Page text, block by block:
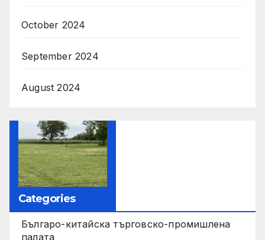
October 2024
September 2024
August 2024
Categories
Българо-китайска търговско-промишлена
палата